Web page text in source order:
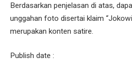
Berdasarkan penjelasan di atas,
unggahan foto disertai klaim
merupakan konten satire.
Publish date :